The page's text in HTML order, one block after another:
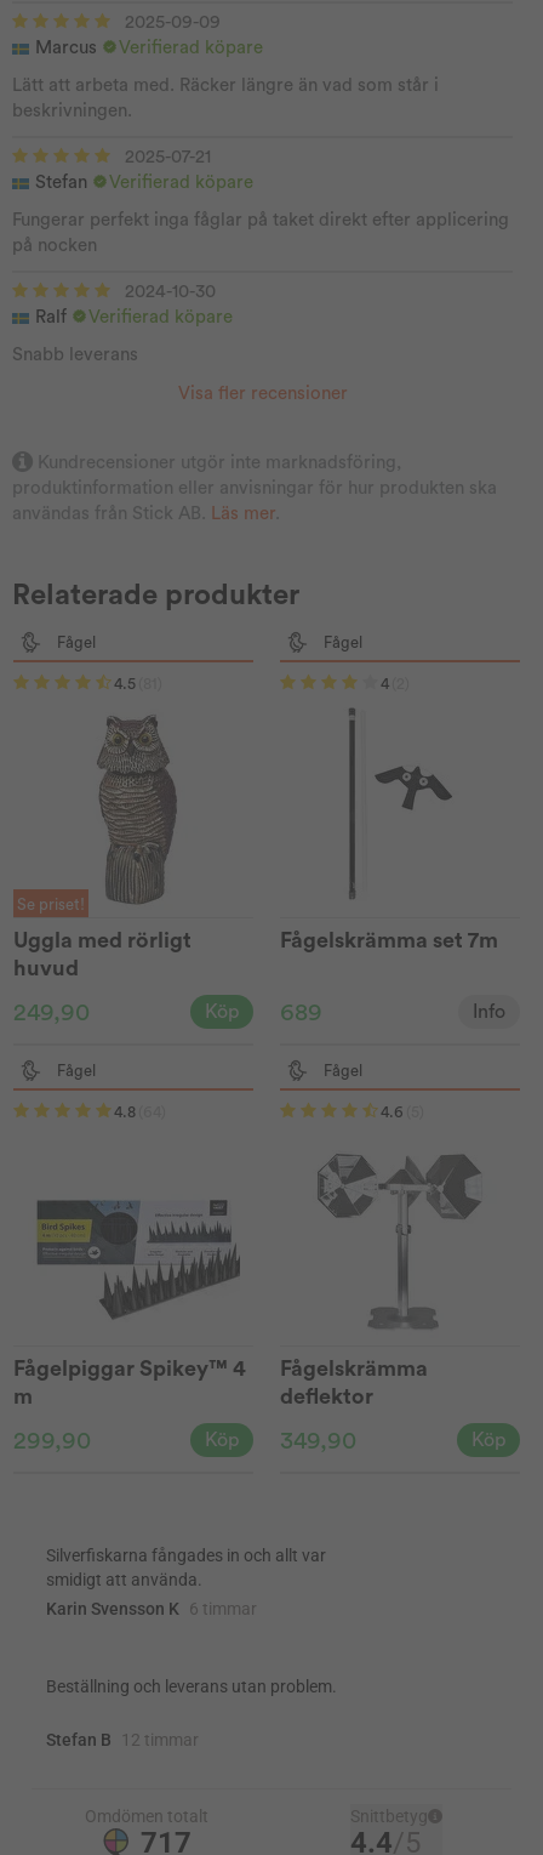
2025-09-09
Marcus
Verifierad köpare
Lätt att arbeta med. Räcker längre än vad som står i
beskrivningen.
2025-07-21
Stefan
Verifierad köpare
Fungerar perfekt inga fåglar på taket direkt efter applicering
på nocken
2024-10-30
Ralf
Verifierad köpare
Snabb leverans
Visa fler recensioner
Kundrecensioner utgör inte marknadsföring,
produktinformation eller anvisningar för hur produkten ska
användas från Stick AB.
Läs mer
Relaterade produkter
Fågel
4.5
Se priset!
Uggla med rörligt
huvud
249,90 Köp
Fågel
4
Fågelskrämma set 7m
689 Info
Fågel
4.8
Fågelpiggar Spikey™ 4
m
299,90 Köp
Fågel
4.6
Fågelskrämma
deflektor
349,90 Köp